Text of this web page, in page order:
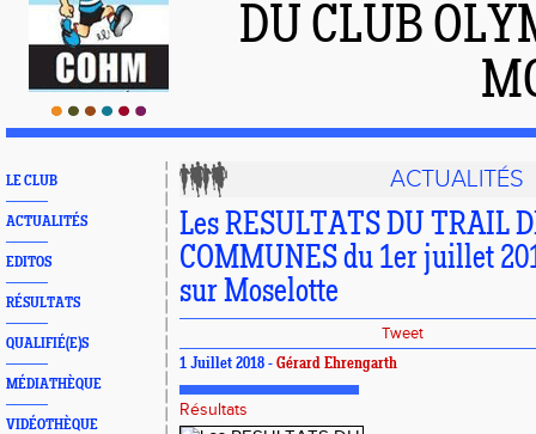
DU CLUB
LE CLUB
ACTUALITÉS
EDITOS
RÉSULTATS
QUALIFIÉ(E)S
MÉDIATHÈQUE
VIDÉOTHÈQUE
ACTUALITÉS
Les RESULTATS DU TRAIL
COMMUNES du 1er juillet
sur Moselotte
Tweet
1 Juillet 2018 - Gérard Ehrengarth
Résultats